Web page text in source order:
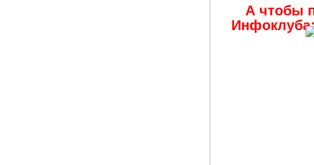
А чтобы